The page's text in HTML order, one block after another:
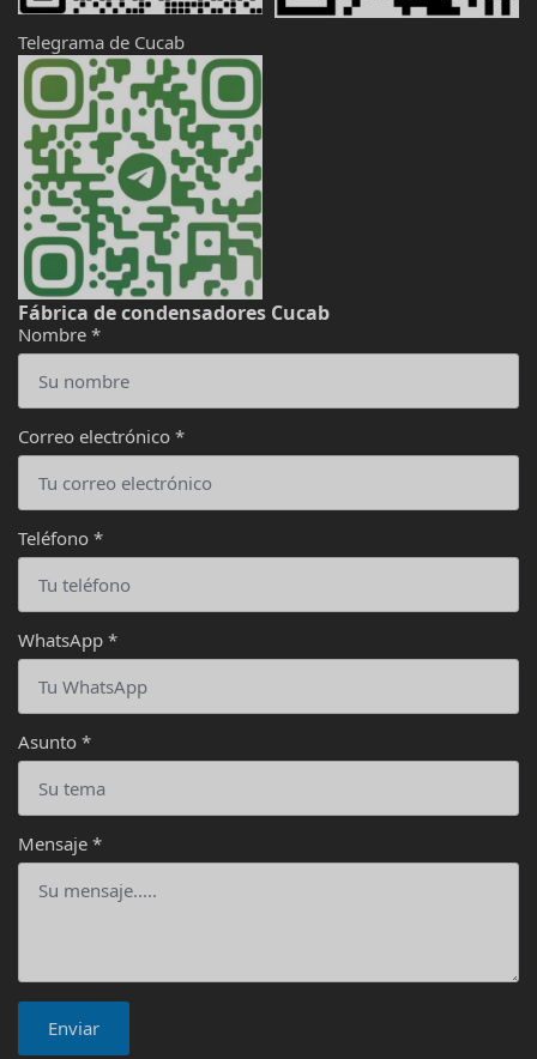
Telegrama de Cucab
Fábrica de condensadores Cucab
Nombre *
Correo electrónico *
Teléfono *
WhatsApp *
Asunto *
Mensaje *
Enviar